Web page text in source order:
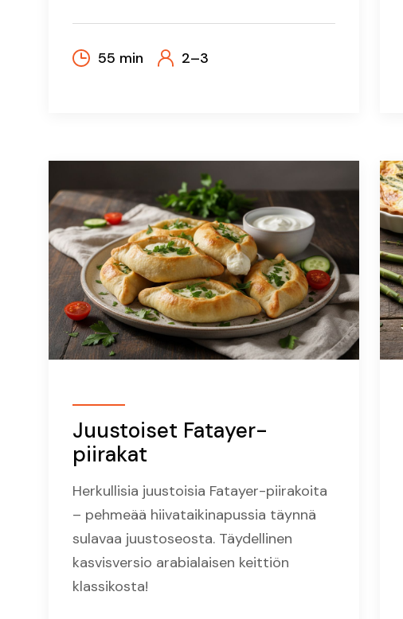
55 min 2–3
Juustoiset Fatayer-
piirakat
Herkullisia juustoisia Fatayer-piirakoita
– pehmeää hiivataikinapussia täynnä
sulavaa juustoseosta. Täydellinen
kasvisversio arabialaisen keittiön
klassikosta!